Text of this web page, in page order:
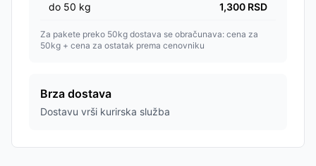
do 50 kg 1,300 RSD
Za pakete preko 50kg dostava se obračunava: cena za
50kg + cena za ostatak prema cenovniku
Brza dostava
Dostavu vrši kurirska služba